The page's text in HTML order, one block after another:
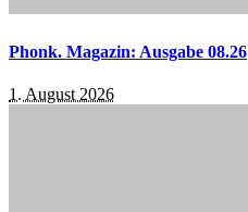
Phonk. Magazin: Ausgabe 08.26
1. August 2026